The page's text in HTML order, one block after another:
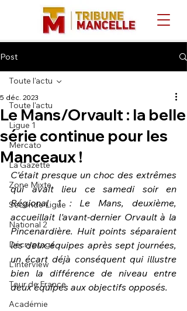
Post
Toute l'actu
Ligue 1
Mercato
La Gazette
Zone Mixte
Seconde Ligue
National 2
Décryptage
L'interview
Tour de France
Académie
Toute l'actu
Le Mans/Orvault : la belle
série continue pour les
Manceaux !
5 déc. 2023
C'était presque un choc des extrêmes
qui avait lieu ce samedi soir en
Régional 1 : Le Mans, deuxième,
accueillait l'avant-dernier Orvault à la
Pincenardière. Huit points séparaient
les deux équipes après sept journées,
un écart déjà conséquent qui illustre
bien la différence de niveau entre
deux équipes aux objectifs opposés.